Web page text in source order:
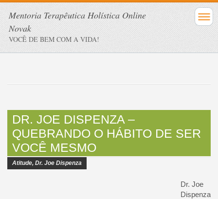
Mentoria Terapêutica Holística Online
Novak
VOCÊ DE BEM COM A VIDA!
DR. JOE DISPENZA –
QUEBRANDO O HÁBITO DE SER
VOCÊ MESMO
Atitude, Dr. Joe Dispenza
Dr. Joe
Dispenza